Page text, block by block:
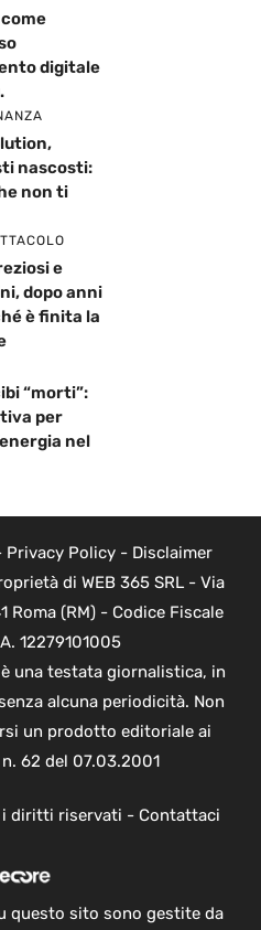
digitale
nascosti:
non ti
e
dopo anni
è finita la
“morti”:
per
nel
Privacy Policy- Disclaimer
di WEB 365 SRL - Via
Roma (RM) - Codice Fiscale
12279101005
una testata giornalistica, in
alcuna periodicità. Non
un prodotto editoriale ai
62 del 07.03.2001
diritti riservati - Contattaci
questo sito sono gestite da